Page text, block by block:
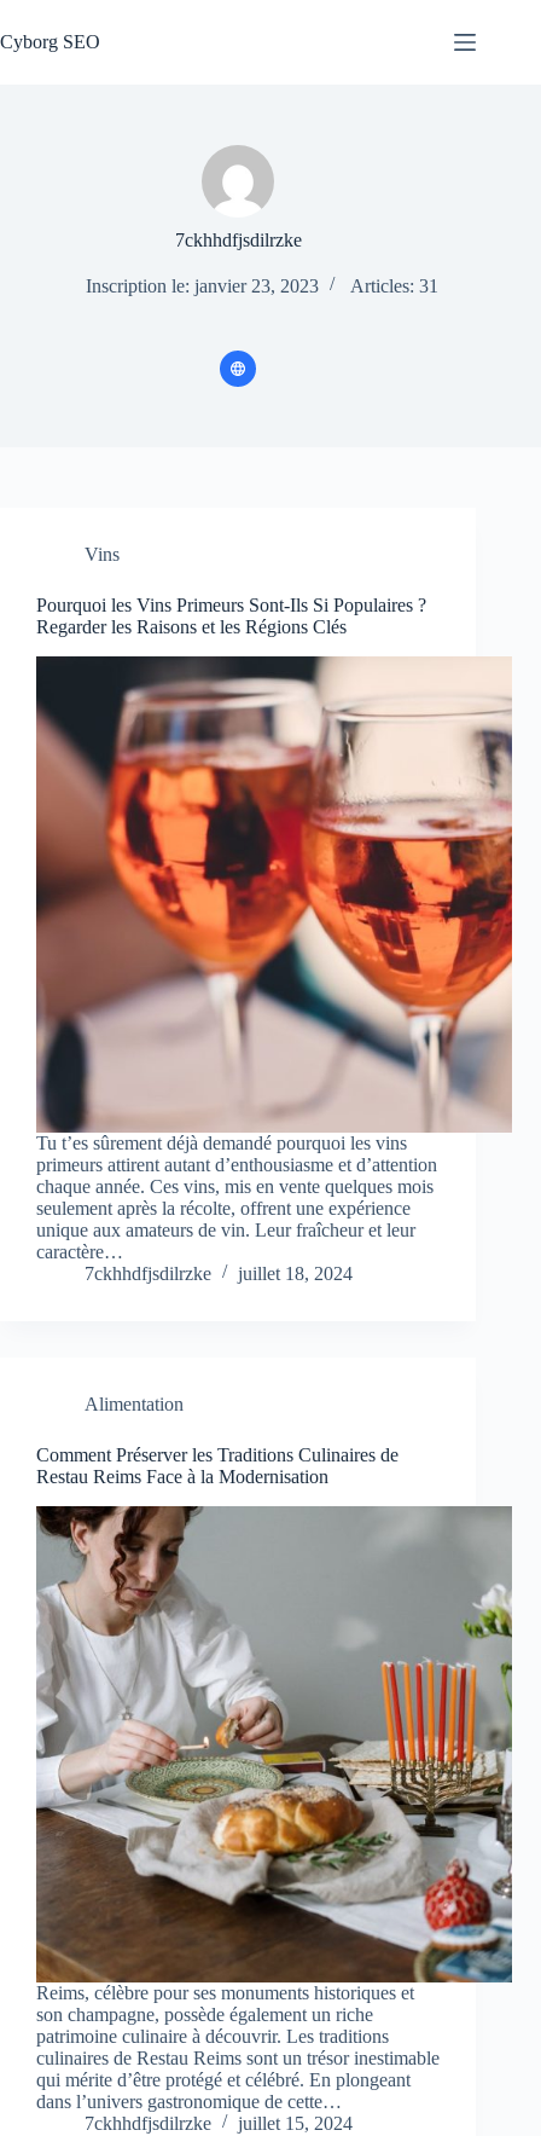
au
contenu
Cyborg SEO
7ckhhdfjsdilrzke
Inscription le: janvier 23, 2023 Articles: 31
Vins
Pourquoi les Vins Primeurs Sont-Ils Si Populaires ?
Regarder les Raisons et les Régions Clés
Tu t’es sûrement déjà demandé pourquoi les vins
primeurs attirent autant d’enthousiasme et d’attention
chaque année. Ces vins, mis en vente quelques mois
seulement après la récolte, offrent une expérience
unique aux amateurs de vin. Leur fraîcheur et leur
caractère…
7ckhhdfjsdilrzke
juillet 18, 2024
Alimentation
Comment Préserver les Traditions Culinaires de
Restau Reims Face à la Modernisation
Reims, célèbre pour ses monuments historiques et
son champagne, possède également un riche
patrimoine culinaire à découvrir. Les traditions
culinaires de Restau Reims sont un trésor inestimable
qui mérite d’être protégé et célébré. En plongeant
dans l’univers gastronomique de cette…
7ckhhdfjsdilrzke
juillet 15, 2024